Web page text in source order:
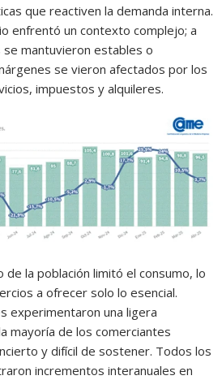
que reactiven la demanda interna.
enfrentó un contexto complejo; a
mantuvieron estables o
se vieron afectados por los
impuestos y alquileres.
la población limitó el consumo, lo
a ofrecer solo lo esencial.
experimentaron una ligera
mayoría de los comerciantes
y difícil de sostener. Todos los
incrementos interanuales en